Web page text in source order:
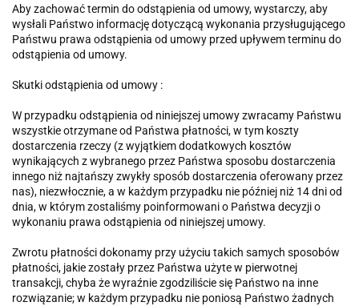
Aby zachować termin do odstąpienia od umowy, wystarczy, aby
wysłali Państwo informację dotyczącą wykonania przysługującego
Państwu prawa odstąpienia od umowy przed upływem terminu do
odstąpienia od umowy.
Skutki odstąpienia od umowy :
W przypadku odstąpienia od niniejszej umowy zwracamy Państwu
wszystkie otrzymane od Państwa płatności, w tym koszty
dostarczenia rzeczy (z wyjątkiem dodatkowych kosztów
wynikających z wybranego przez Państwa sposobu dostarczenia
innego niż najtańszy zwykły sposób dostarczenia oferowany przez
nas), niezwłocznie, a w każdym przypadku nie później niż 14 dni od
dnia, w którym zostaliśmy poinformowani o Państwa decyzji o
wykonaniu prawa odstąpienia od niniejszej umowy.
Zwrotu płatności dokonamy przy użyciu takich samych sposobów
płatności, jakie zostały przez Państwa użyte w pierwotnej
transakcji, chyba że wyraźnie zgodziliście się Państwo na inne
rozwiązanie; w każdym przypadku nie poniosą Państwo żadnych